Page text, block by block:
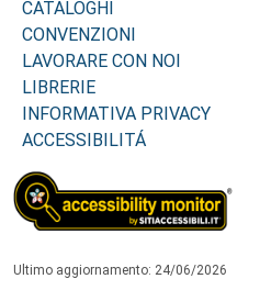
CATALOGHI
CONVENZIONI
LAVORARE CON NOI
LIBRERIE
INFORMATIVA PRIVACY
ACCESSIBILITÁ
Ultimo aggiornamento: 24/06/2026